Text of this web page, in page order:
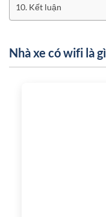
Kết luận
Nhà xe có wifi là